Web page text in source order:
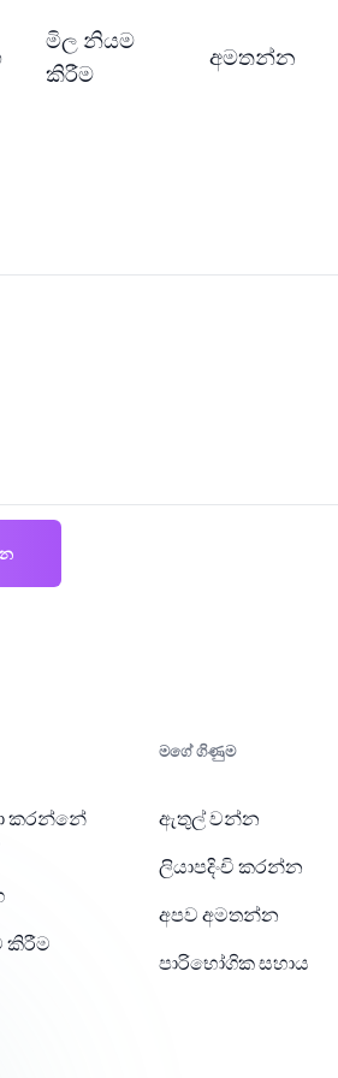
මිල නියම
කිරීම
අමතන්න
කරන්නේ
කිරීම
මගේ ගිණුම
ඇතුල් වන්න
ලියාපදිංචි කරන්න
අපව අමතන්න
පාරිභෝගික සහාය